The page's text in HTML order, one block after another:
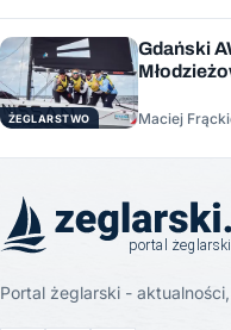
ŻEGLARSTWO
Gdański
Maciej
Portal żeglarski -